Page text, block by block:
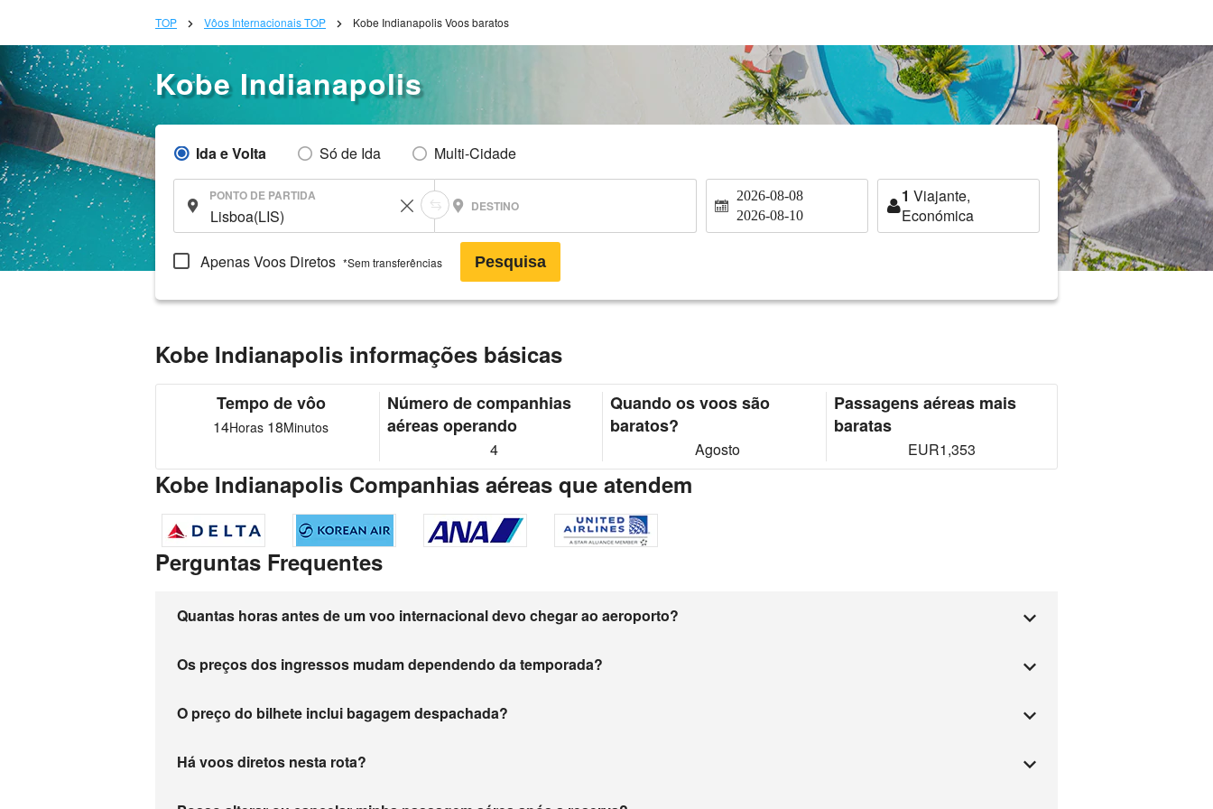
TOP Vôos Internacionais TOP Kobe Indianapolis Voos baratos
Kobe Indianapolis
Ida e Volta Só de Ida Multi-Cidade
PONTO DE PARTIDA
DESTINO
2026-08-08
2026-08-10
1 Viajante,
Económica
Apenas Voos Diretos *Sem transferências Pesquisa
Kobe Indianapolis informações básicas
Tempo de vôo
14Horas 18Minutos
Número de companhias
aéreas operando
4
Quando os voos são
baratos?
Agosto
Passagens aéreas mais
baratas
EUR1,353
Kobe Indianapolis Companhias aéreas que atendem
Perguntas Frequentes
Quantas horas antes de um voo internacional devo chegar ao aeroporto?
Os preços dos ingressos mudam dependendo da temporada?
O preço do bilhete inclui bagagem despachada?
Há voos diretos nesta rota?